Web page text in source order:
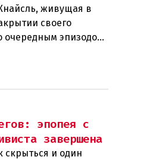
живущая в
своего
очередным эпизодом
эпопея с
завершена
скрыться и один